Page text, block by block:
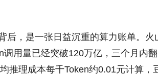
后，是一张日益沉重的算力账单。
调用量已经突破120万亿，三个月内
推理成本每千Token约0.01元计算